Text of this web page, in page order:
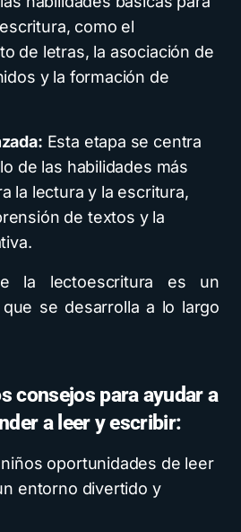
como el
de letras, la asociación de
y la formación de
Esta etapa se centra
de las habilidades más
la lectura y la escritura,
de textos y la
la lectoescritura es un
se desarrolla a lo largo
consejos para ayudar a
a leer y escribir:
oportunidades de leer
entorno divertido y